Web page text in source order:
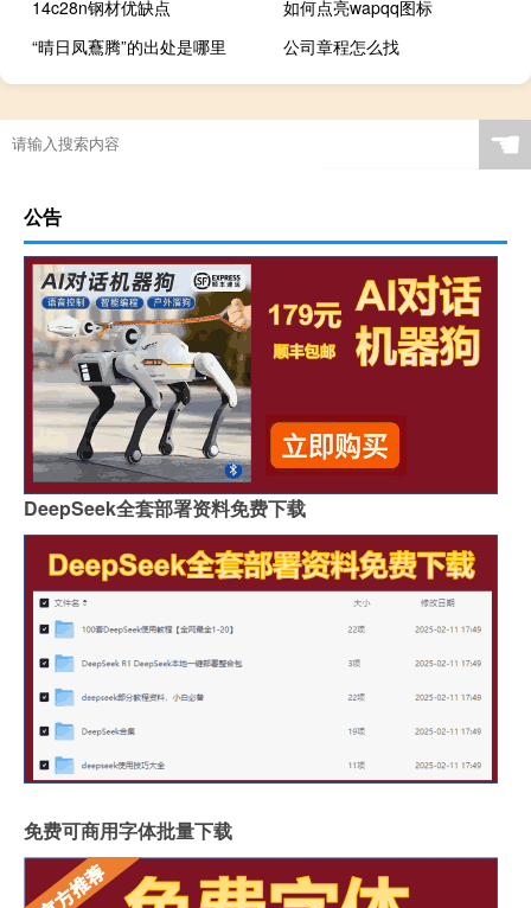
14c28n钢材优缺点
如何点亮wapqq图标
“晴日凤鶱腾”的出处是哪里
公司章程怎么找
☚
公告
DeepSeek全套部署资料免费下载
免费可商用字体批量下载